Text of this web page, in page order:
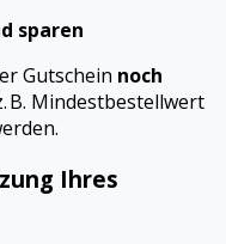
sparen
Gutschein noch
B. Mindestbestellwert
Ihres